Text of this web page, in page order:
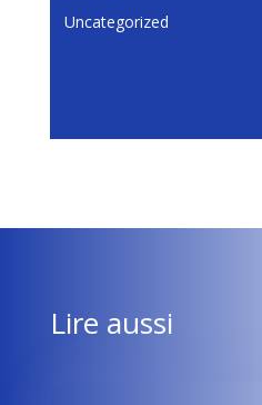
Uncategorized
Lire aussi